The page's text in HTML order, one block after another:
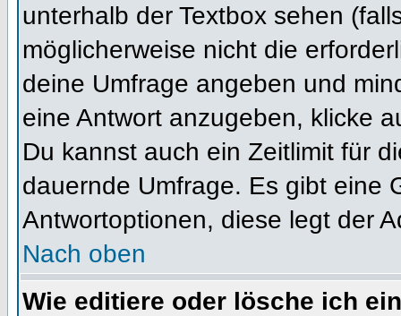
unterhalb der Textbox sehen
möglicherweise nicht die
deine Umfrage angeben und
eine Antwort anzugeben, klicke
Du kannst auch ein Zeitlimit für
dauernde Umfrage. Es gibt eine
Antwortoptionen, diese legt der
Nach oben
Wie editiere oder lösche ich